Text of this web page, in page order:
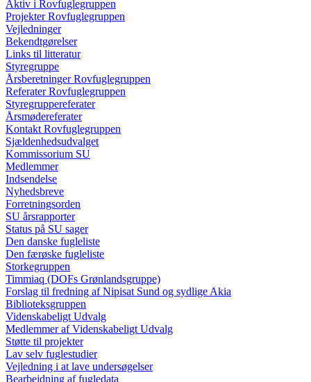
Aktiv i Rovfuglegruppen
Projekter Rovfuglegruppen
Vejledninger
Bekendtgørelser
Links til litteratur
Styregruppe
Årsberetninger Rovfuglegruppen
Referater Rovfuglegruppen
Styregruppereferater
Årsmødereferater
Kontakt Rovfuglegruppen
Sjældenhedsudvalget
Kommissorium SU
Medlemmer
Indsendelse
Nyhedsbreve
Forretningsorden
SU årsrapporter
Status på SU sager
Den danske fugleliste
Den færøske fugleliste
Storkegruppen
Timmiaq (DOFs Grønlandsgruppe)
Forslag til fredning af Nipisat Sund og sydlige Akia
Biblioteksgruppen
Videnskabeligt Udvalg
Medlemmer af Videnskabeligt Udvalg
Støtte til projekter
Lav selv fuglestudier
Vejledning i at lave undersøgelser
Bearbejdning af fugledata